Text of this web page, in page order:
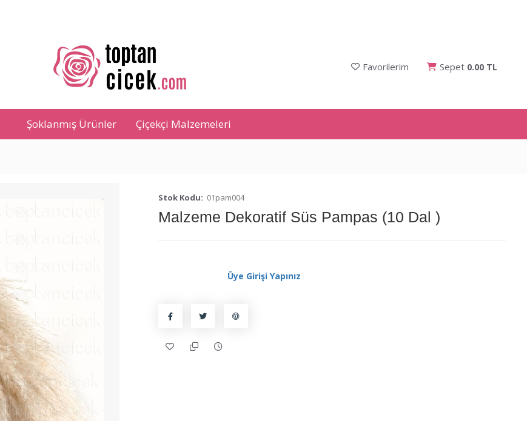
Favorilerim Sepet 0.00 TL
Şoklanmış Ürünler Çiçekçi Malzemeleri
Stok Kodu: 01pam004
Malzeme Dekoratif Süs Pampas (10 Dal )
Üye Girişi Yapınız